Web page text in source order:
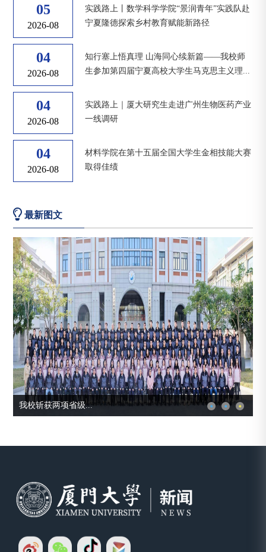
05
2026-08
实践路上丨数学科学学院“景润青年”实践队赴
宁夏隆德探索乡村教育赋能新路径
04
2026-08
知行塞上悟真理 山海同心续新篇——我校师
生参加第四届宁夏高校大学生马克思主义理...
04
2026-08
实践路上｜厦大研究生走进广州生物医药产业
一线调研
04
2026-08
材料学院在第十五届全国大学生金相技能大赛
取得佳绩
最新图文
我校斩获两项省级...